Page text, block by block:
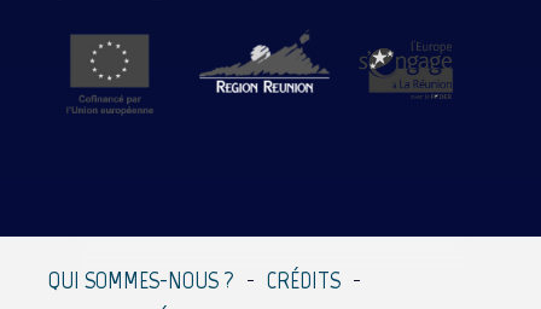
QUI SOMMES-NOUS ?
CRÉDITS